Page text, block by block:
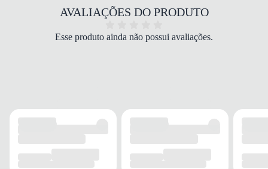
CANO
TIPO
ALTURA
Médio
AVALIAÇÕES DO PRODUTO
Esse produto ainda não possui avaliações.